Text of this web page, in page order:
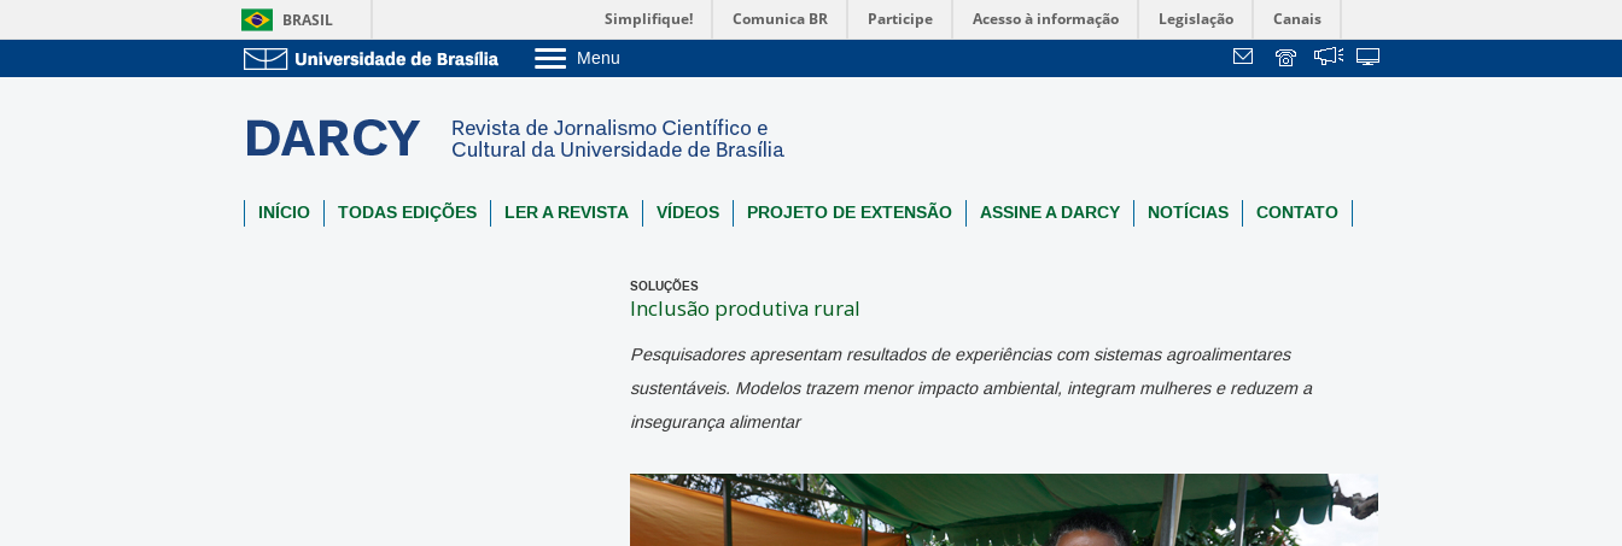
BRASIL Simplifique! Comunica BR Participe Acesso à informação Legislação Canais
Menu
Estude na UnB
Graduação
Administração
INÍCIO TODAS EDIÇÕES LER A REVISTA VÍDEOS PROJETO DE EXTENSÃO ASSINE A DARCY NOTÍCIAS CONTATO
SOLUÇÕES
Inclusão produtiva rural
Pesquisadores apresentam resultados de experiências com sistemas agroalimentares
sustentáveis. Modelos trazem menor impacto ambiental, integram mulheres e reduzem a
insegurança alimentar